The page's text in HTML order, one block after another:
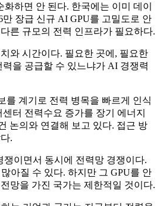
하면 안 된다. 한국에는 이미 데이
장급 신규 AI GPU를 고밀도로 안
른 규모의 전력 인프라가 필요하다.
와 시간이다. 필요한 곳에, 필요한
을 공급할 수 있느냐가 AI 경쟁력
를 계기로 전력 병목을 빠르게 인식
터 전력수요 증가를 장기 에너지
논의와 연결해 보고 있다. 접근 방
.
쟁이면서 동시에 전력망 경쟁이다.
아질 수 있다. 하지만 그 GPU를 안
망을 가진 국가는 제한적일 것이다.